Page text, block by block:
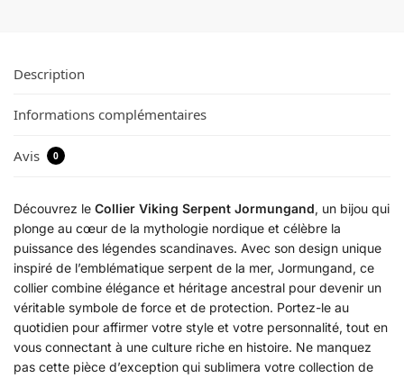
Description
Informations complémentaires
Avis 0
Découvrez le Collier Viking Serpent Jormungand, un bijou qui
plonge au cœur de la mythologie nordique et célèbre la
puissance des légendes scandinaves. Avec son design unique
inspiré de l’emblématique serpent de la mer, Jormungand, ce
collier combine élégance et héritage ancestral pour devenir un
véritable symbole de force et de protection. Portez-le au
quotidien pour affirmer votre style et votre personnalité, tout en
vous connectant à une culture riche en histoire. Ne manquez
pas cette pièce d’exception qui sublimera votre collection de